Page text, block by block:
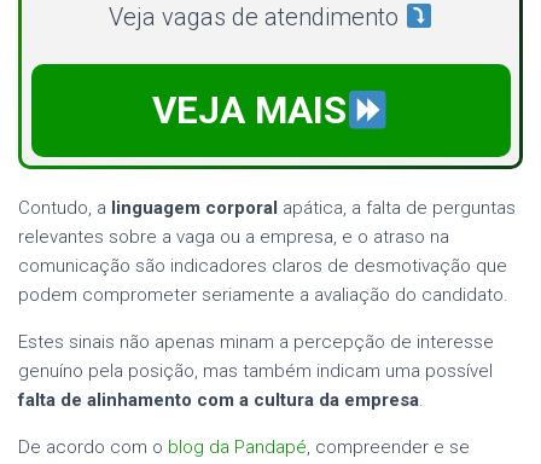
Veja vagas de atendimento
VEJA MAIS
Contudo, a linguagem corporal apática, a falta de perguntas
relevantes sobre a vaga ou a empresa, e o atraso na
comunicação são indicadores claros de desmotivação que
podem comprometer seriamente a avaliação do candidato.
Estes sinais não apenas minam a percepção de interesse
genuíno pela posição, mas também indicam uma possível
falta de alinhamento com a cultura da empresa.
De acordo com o blog da Pandapé, compreender e se